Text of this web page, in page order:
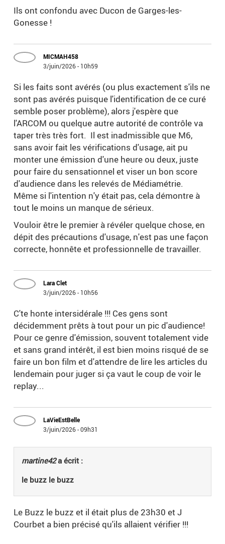
Ils ont confondu avec Ducon de Garges-les-
Gonesse !
MICMAH458
3/juin/2026 - 10h59
Si les faits sont avérés (ou plus exactement s'ils ne
sont pas avérés puisque l'identification de ce curé
semble poser problème), alors j'espère que
l'ARCOM ou quelque autre autorité de contrôle va
taper très très fort. Il est inadmissible que M6,
sans avoir fait les vérifications d'usage, ait pu
monter une émission d'une heure ou deux, juste
pour faire du sensationnel et viser un bon score
d'audience dans les relevés de Médiamétrie.
Même si l'intention n'y était pas, cela démontre à
tout le moins un manque de sérieux.
Vouloir être le premier à révéler quelque chose, en
dépit des précautions d'usage, n'est pas une façon
correcte, honnête et professionnelle de travailler.
Lara Clet
3/juin/2026 - 10h56
C'te honte intersidérale !!! Ces gens sont
décidemment prêts à tout pour un pic d'audience!
Pour ce genre d'émission, souvent totalement vide
et sans grand intérêt, il est bien moins risqué de se
faire un bon film et d'attendre de lire les articles du
lendemain pour juger si ça vaut le coup de voir le
replay...
LaVieEstBelle
3/juin/2026 - 09h31
martine42a écrit :
le buzz le buzz
Le Buzz le buzz et il était plus de 23h30 et J
Courbet a bien précisé qu'ils allaient vérifier !!!